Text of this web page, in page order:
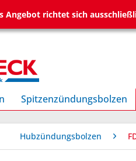
Angebot richtet sich
Spitzenzündungsbolzen
Hubzündungsbolzen